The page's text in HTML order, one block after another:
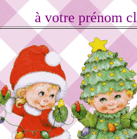
à votre prénom